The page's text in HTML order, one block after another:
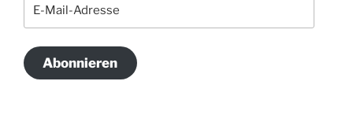
Abonnieren